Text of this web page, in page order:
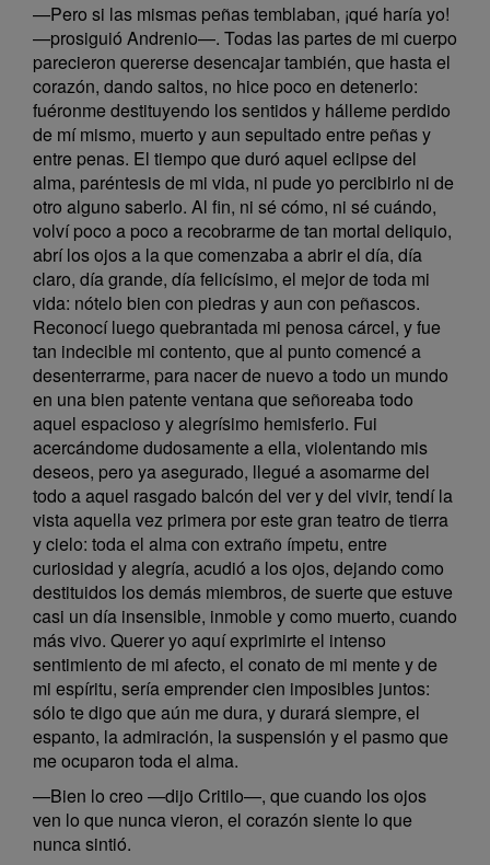
—Pero si las mismas peñas temblaban, ¡qué haría yo!
—prosiguió Andrenio—. Todas las partes de mi cuerpo
parecieron quererse desencajar también, que hasta el
corazón, dando saltos, no hice poco en detenerlo:
fuéronme destituyendo los sentidos y hálleme perdido
de mí mismo, muerto y aun sepultado entre peñas y
entre penas. El tiempo que duró aquel eclipse del
alma, paréntesis de mi vida, ni pude yo percibirlo ni de
otro alguno saberlo. Al fin, ni sé cómo, ni sé cuándo,
volví poco a poco a recobrarme de tan mortal deliquio,
abrí los ojos a la que comenzaba a abrir el día, día
claro, día grande, día felicísimo, el mejor de toda mi
vida: nótelo bien con piedras y aun con peñascos.
Reconocí luego quebrantada mi penosa cárcel, y fue
tan indecible mi contento, que al punto comencé a
desenterrarme, para nacer de nuevo a todo un mundo
en una bien patente ventana que señoreaba todo
aquel espacioso y alegrísimo hemisferio. Fui
acercándome dudosamente a ella, violentando mis
deseos, pero ya asegurado, llegué a asomarme del
todo a aquel rasgado balcón del ver y del vivir, tendí la
vista aquella vez primera por este gran teatro de tierra
y cielo: toda el alma con extraño ímpetu, entre
curiosidad y alegría, acudió a los ojos, dejando como
destituidos los demás miembros, de suerte que estuve
casi un día insensible, inmoble y como muerto, cuando
más vivo. Querer yo aquí exprimirte el intenso
sentimiento de mi afecto, el conato de mi mente y de
mi espíritu, sería emprender cien imposibles juntos:
sólo te digo que aún me dura, y durará siempre, el
espanto, la admiración, la suspensión y el pasmo que
me ocuparon toda el alma.
—Bien lo creo —dijo Critilo—, que cuando los ojos
ven lo que nunca vieron, el corazón siente lo que
nunca sintió.